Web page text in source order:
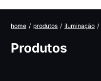
Distribuição
home / produtos / iluminação /
Produtos